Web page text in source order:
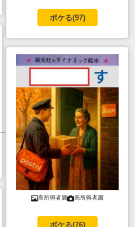
ボケる(97)
高所得者層 高所得者層
ボケる(76)